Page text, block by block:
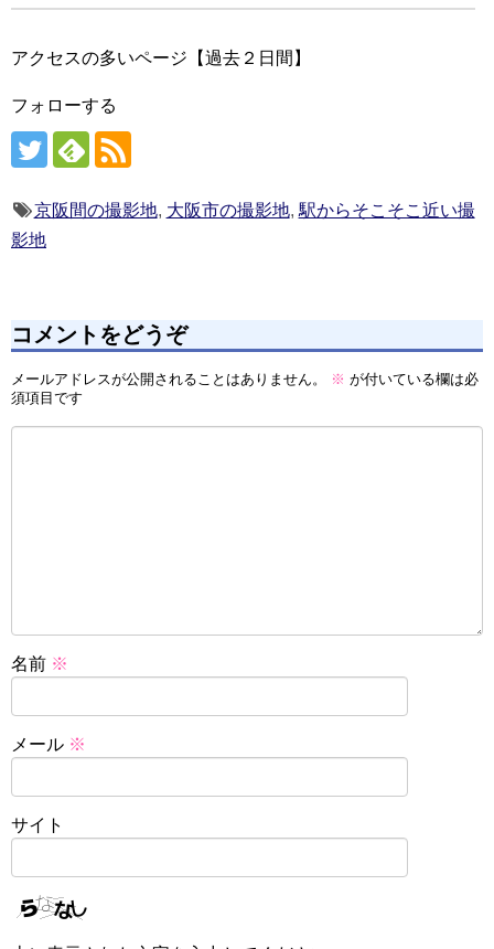
アクセスの多いページ【過去２日間】
フォローする
京阪間の撮影地, 大阪市の撮影地, 駅からそこそこ近い撮
影地
コメントをどうぞ
メールアドレスが公開されることはありません。 ※ が付いている欄は必
須項目です
名前 ※
メール ※
サイト